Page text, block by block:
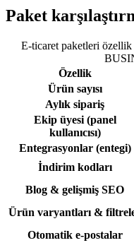
Paket
E-ticaret paketleri
Özellik
Ürün sayısı
Aylık sipariş
Ekip üyesi (panel
kullanıcısı)
Entegrasyonlar (entegi)
İndirim kodları
Blog & gelişmiş SEO
Ürün varyantları &
Otomatik e-postalar